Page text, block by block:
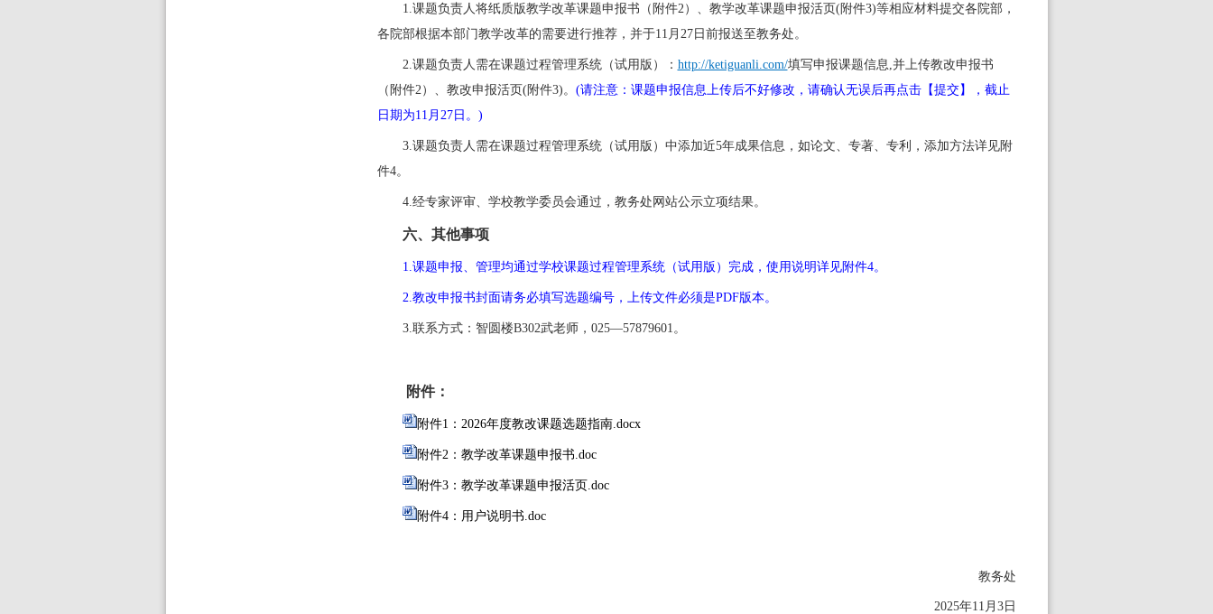
1.课题负责人将纸质版教学改革课题申报书（附件2）、教学改革课题申报活页(附件3)等相应材料提交各 院部，
各 院部根据本部门教学改革的需要进行推荐， 并于11月27日前报送至教务处。
2.课题负责人需在课题过程管理系统（试用版）： http://ketiguanli.com/填写申报课题信息,并上传教改申报书
（附件2） 、 教改申报活页(附件3)。 (请注意：课题申报信息上传后不好修改，请确认无误后再点击【提交】，截止
日期为11 月 27日。 )
3.课题负责人需在课题过程管理系统（试用版）中添加近5年成果信息，如论文、专著、专利，添加方法详见附
件4。
4.经专家评审、 学校教学委员会通过 ，教务处网站公示立项结果。
六、其他事项
1.课题申报、管理均通过学校课题过程管理系统（试用版） 完成， 使用说明详见附件4。
2.教改申报书封面请务必填写选题编号， 上传文件必须是PDF版本。
3.联系方式： 智圆楼B302武老师， 025—57879601。
附件：
附件1：2026年度教改课题选题指南.docx
附件2：教学改革课题申报书.doc
附件3：教学改革课题申报活页.doc
附件4：用户说明书.doc
教务处
2025年11 月 3日